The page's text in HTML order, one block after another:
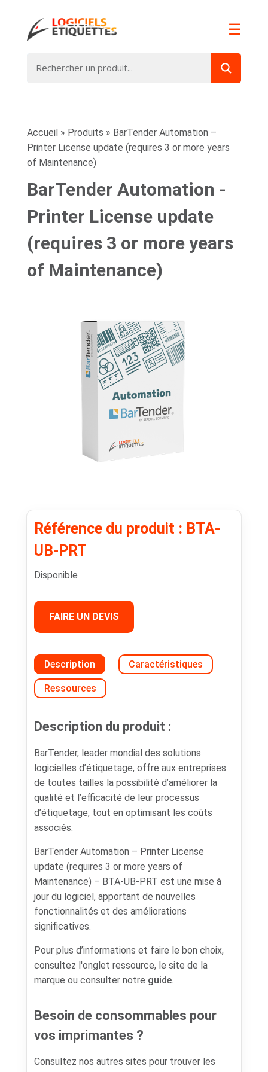
☰
Accueil » Produits » BarTender Automation –
Printer License update (requires 3 or more years
of Maintenance)
BarTender Automation -
Printer License update
(requires 3 or more years
of Maintenance)
Référence du produit : BTA-
UB-PRT
Disponible
FAIRE UN DEVIS
Description Caractéristiques
Ressources
Description du produit :
BarTender, leader mondial des solutions
logicielles d’étiquetage, offre aux entreprises
de toutes tailles la possibilité d’améliorer la
qualité et l’efficacité de leur processus
d’étiquetage, tout en optimisant les coûts
associés.
BarTender Automation – Printer License
update (requires 3 or more years of
Maintenance) – BTA-UB-PRT est une mise à
jour du logiciel, apportant de nouvelles
fonctionnalités et des améliorations
significatives.
Pour plus d’informations et faire le bon choix,
consultez l'onglet ressource, le site de la
marque ou consulter notre guide.
Besoin de consommables pour
vos imprimantes ?
Consultez nos autres sites pour trouver les